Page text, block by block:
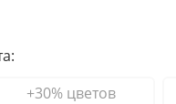
+30% цветов